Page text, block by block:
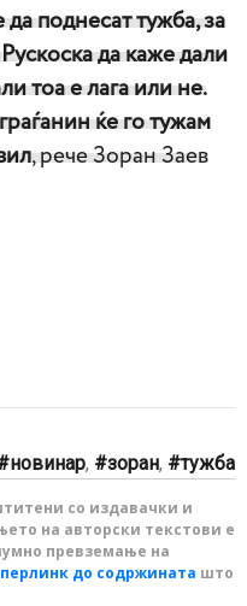
поднесат тужба, за
да кажe дали
тоа е лага или не.
ќе го тужам
, рече Зоран Заев
новинар, зоран, тужба
со издавачки и
на авторски текстови е
превземање на
до содржината што